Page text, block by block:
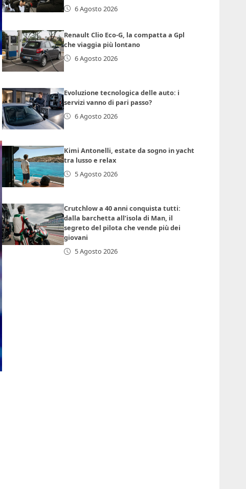
6 Agosto 2026
Renault Clio Eco-G, la compatta a Gpl
che viaggia più lontano
6 Agosto 2026
Evoluzione tecnologica delle auto: i
servizi vanno di pari passo?
6 Agosto 2026
Kimi Antonelli, estate da sogno in yacht
tra lusso e relax
5 Agosto 2026
Crutchlow a 40 anni conquista tutti:
dalla barchetta all’isola di Man, il
segreto del pilota che vende più dei
giovani
5 Agosto 2026